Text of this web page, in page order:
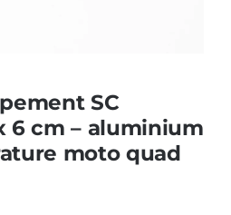
SC
6 cm – aluminium
moto quad